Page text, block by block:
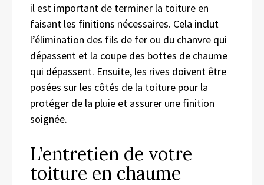
il est important de terminer la toiture en
faisant les finitions nécessaires. Cela inclut
l’élimination des fils de fer ou du chanvre qui
dépassent et la coupe des bottes de chaume
qui dépassent. Ensuite, les rives doivent être
posées sur les côtés de la toiture pour la
protéger de la pluie et assurer une finition
soignée.
L’entretien de votre
toiture en chaume